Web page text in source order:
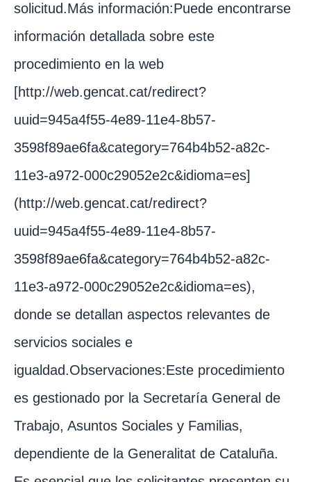
solicitud.Más información:Puede encontrarse
información detallada sobre este
procedimiento en la web
[http://web.gencat.cat/redirect?
uuid=945a4f55-4e89-11e4-8b57-
3598f89ae6fa&category=764b4b52-a82c-
11e3-a972-000c29052e2c&idioma=es]
(http://web.gencat.cat/redirect?
uuid=945a4f55-4e89-11e4-8b57-
3598f89ae6fa&category=764b4b52-a82c-
11e3-a972-000c29052e2c&idioma=es),
donde se detallan aspectos relevantes de
servicios sociales e
igualdad.Observaciones:Este procedimiento
es gestionado por la Secretaría General de
Trabajo, Asuntos Sociales y Familias,
dependiente de la Generalitat de Cataluña.